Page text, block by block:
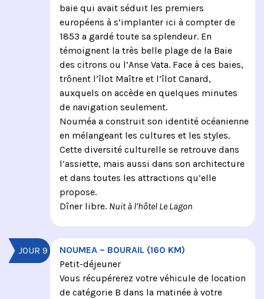
baie qui avait séduit les premiers
européens à s’implanter ici à compter de
1853 a gardé toute sa splendeur. En
témoignent la très belle plage de la Baie
des citrons ou l’Anse Vata. Face à ces baies,
trônent l’îlot Maître et l’îlot Canard,
auxquels on accède en quelques minutes
de navigation seulement.
Nouméa a construit son identité océanienne
en mélangeant les cultures et les styles.
Cette diversité culturelle se retrouve dans
l’assiette, mais aussi dans son architecture
et dans toutes les attractions qu’elle
propose.
Dîner libre. Nuit à l’hôtel Le Lagon
JOUR 9
NOUMEA – BOURAIL (160 KM)
Petit-déjeuner
Vous récupérerez votre véhicule de location
de catégorie B dans la matinée à votre